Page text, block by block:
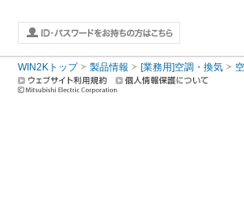
WIN2Kトップ 製品情報 [業務用]空調・換気